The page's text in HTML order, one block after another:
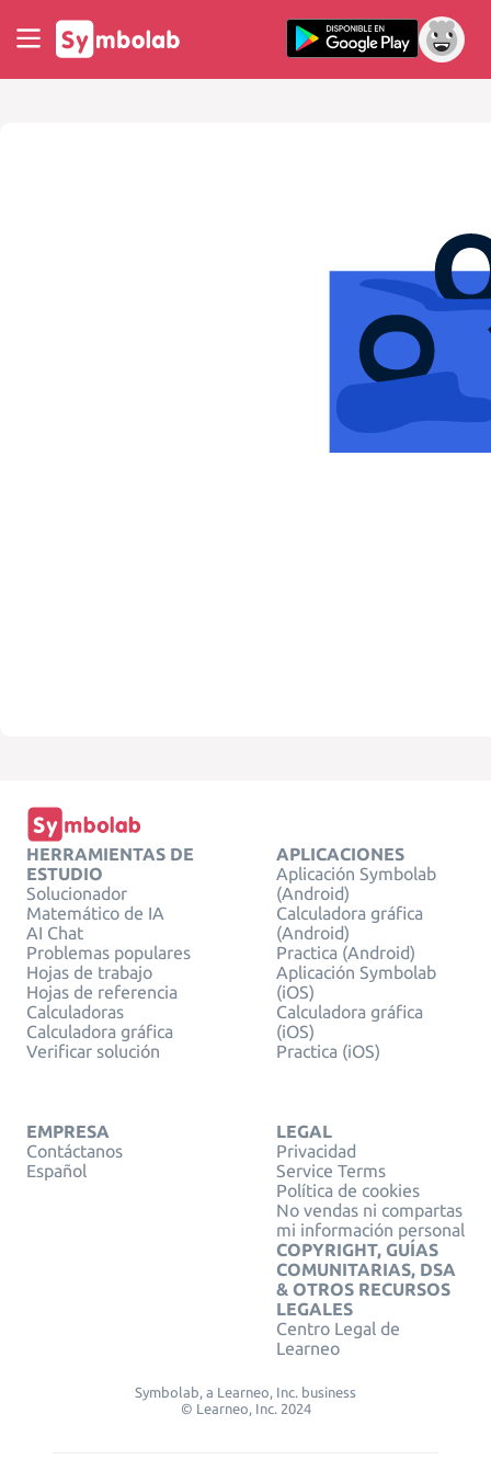
HERRAMIENTAS DE
ESTUDIO
Solucionador
Matemático de IA
AI Chat
Problemas populares
Hojas de trabajo
Hojas de referencia
Calculadoras
Calculadora gráfica
Verificar solución
APLICACIONES
Aplicación Symbolab
(Android)
Calculadora gráfica
(Android)
Practica (Android)
Aplicación Symbolab
(iOS)
Calculadora gráfica
(iOS)
Practica (iOS)
EMPRESA
Contáctanos
Español
LEGAL
Privacidad
Service Terms
Política de cookies
No vendas ni compartas
mi información personal
COPYRIGHT, GUÍAS
COMUNITARIAS, DSA
& OTROS RECURSOS
LEGALES
Centro Legal de
Learneo
Symbolab, a Learneo, Inc. business
© Learneo, Inc. 2024